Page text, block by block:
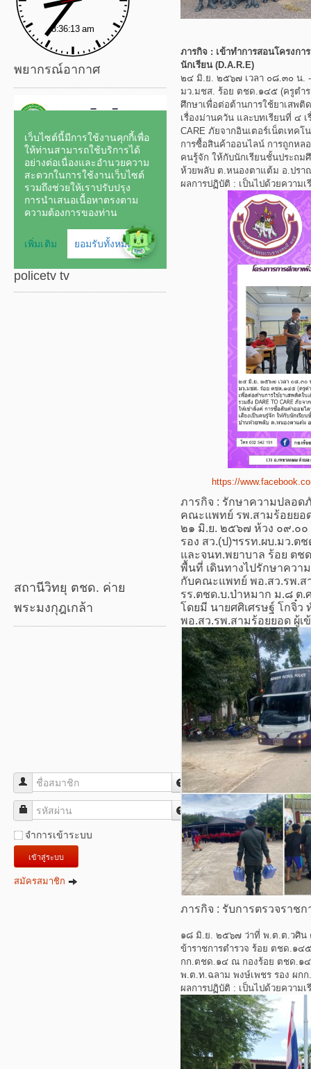
พยากรณ์อากาศ
policetv tv
สถานีวิทยุ ตชด. ค่าย
พระมงกุฎเกล้า
ชื่อสมาชิก
รหัสผ่าน
จำการเข้าระบบ
เข้าสู่ระบบ
สมัครสมาชิก
ภารกิจ : เข้าทำการสอนโครงกา
นักเรียน (D.A.R.E)
๒๔ มิ.ย. ๒๕๖๗ เวลา ๐๘.๓๐ น.
มว.มชส. ร้อย ตชด.๑๔๕ (ครูตำร
ศึกษาเพื่อต่อต้านการใช้ยาเสพติ
เรื่องม่านควัน และบทเรียนที่ ๔ เ
CARE ภัยจากอินเตอร์เน็ตเทคโ
การซื้อสินค้าออนไลน์ การถูกหล
คนรู้จัก ให้กับนักเรียนชั้นประถ
ห้วยพลับ ต.หนองตาแต้ม อ.ปรา
ผลการปฏิบัติ : เป็นไปด้วยความเ
https://
ภารกิจ : รักษาความปลอด
คณะแพทย์ รพ.สามร้อยยอ
๒๑ มิ.ย. ๒๕๖๗ ห้วง ๐๙.๐
รอง สว.(ป)ฯรรท.ผบ.มว.
และจนท.พยาบาล ร้อย ตช
พื้นที่ เดินทางไปรักษาควา
กับคณะแพทย์ พอ.สว.รพ.
รร.ตชด.บ.ป่าหมาก ม.๘ ต.
โดยมี นายศศิเศรษฐ์ โกจิ๋
พอ.สว.รพ.สามร้อยยอด ผู้
ภารกิจ : รับการตรวจราช
๑๘ มิ.ย. ๒๕๖๗ ว่าที่ พ.ต.ต.วศิ
ข้าราชการตำรวจ ร้อย ตชด.๑๔
กก.ตชด.๑๔ ณ กองร้อย ตชด.๑๔
พ.ต.ท.ฉลาม พงษ์เพชร รอง ผก
ผลการปฏิบัติ : เป็นไปด้วยความเ